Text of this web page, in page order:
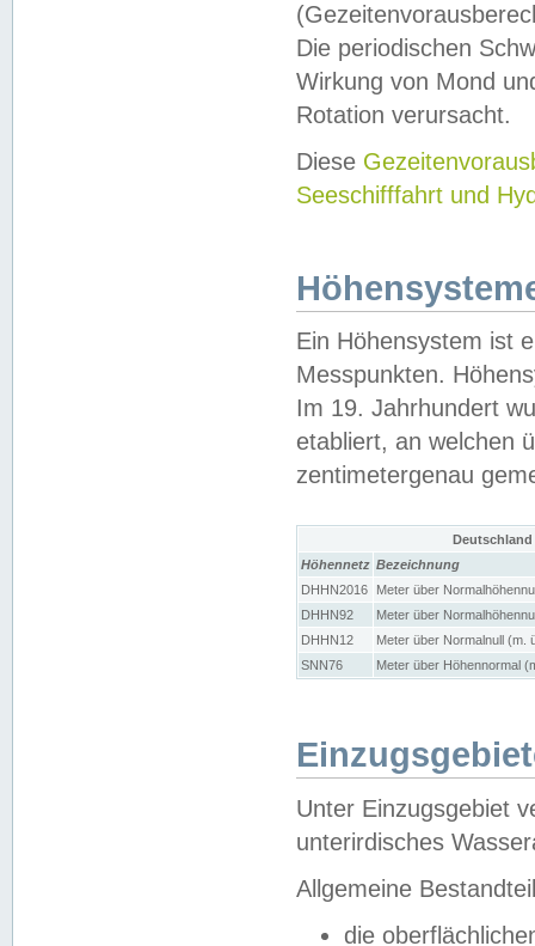
Die periodischen
Wirkung von Mond
Rotation verursacht.
Diese
Seeschifffahrt und
Ein Höhensystem ist
Messpunkten.
Im 19. Jahrhundert
etabliert, an welchen
zentimetergenau
Höhennetz Bezeichnung
DHHN2016
Meter über
DHHN92
Meter über
DHHN12
Meter über Normalnull (m.
SNN76
Meter über Höhennormal
Unter Einzugsgebiet
unterirdisches
Allgemeine
die